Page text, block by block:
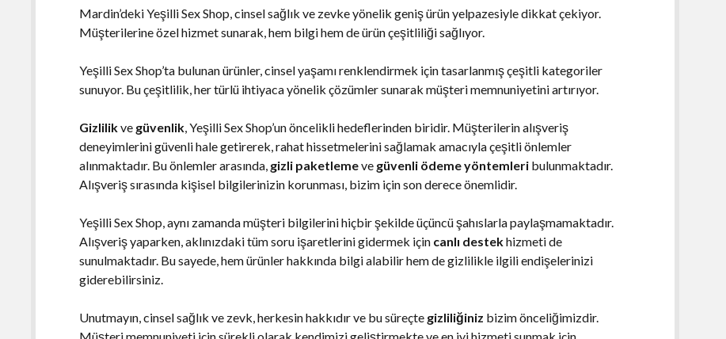
Mardin’deki Yeşilli Sex Shop, cinsel sağlık ve zevke yönelik geniş ürün yelpazesiyle dikkat çekiyor.
Müşterilerine özel hizmet sunarak, hem bilgi hem de ürün çeşitliliği sağlıyor.
Yeşilli Sex Shop’ta bulunan ürünler, cinsel yaşamı renklendirmek için tasarlanmış çeşitli kategoriler
sunuyor. Bu çeşitlilik, her türlü ihtiyaca yönelik çözümler sunarak müşteri memnuniyetini artırıyor.
Gizlilikve güvenlik, Yeşilli Sex Shop’un öncelikli hedeflerinden biridir. Müşterilerin alışveriş
deneyimlerini güvenli hale getirerek, rahat hissetmelerini sağlamak amacıyla çeşitli önlemler
alınmaktadır. Bu önlemler arasında, gizli paketlemeve güvenli ödeme yöntemleri bulunmaktadır.
Alışveriş sırasında kişisel bilgilerinizin korunması, bizim için son derece önemlidir.
Yeşilli Sex Shop, aynı zamanda müşteri bilgilerini hiçbir şekilde üçüncü şahıslarla paylaşmamaktadır.
Alışveriş yaparken, aklınızdaki tüm soru işaretlerini gidermek için canlı destekhizmeti de
sunulmaktadır. Bu sayede, hem ürünler hakkında bilgi alabilir hem de gizlilikle ilgili endişelerinizi
giderebilirsiniz.
Unutmayın, cinsel sağlık ve zevk, herkesin hakkıdır ve bu süreçte gizliliğiniz bizim önceliğimizdir.